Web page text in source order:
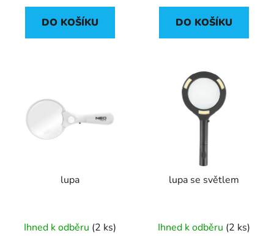
DO KOŠÍKU DO KOŠÍKU
lupa
Ihned k odběru (2 ks)
lupa se světlem
Ihned k odběru (2 ks)